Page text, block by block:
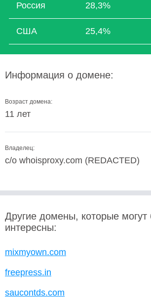
Россия 28,3%
США 25,4%
Информация о домене:
Возраст домена:
11 лет
Владелец:
c/o whoisproxy.com (REDACTED)
Другие домены, которые могут
интересны:
mixmyown.com
freepress.in
saucontds.com